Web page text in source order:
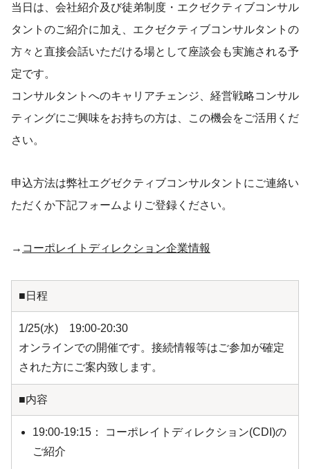
当日は、会社紹介及び徒弟制度・エクゼクティブコンサル
タントのご紹介に加え、エクゼクティブコンサルタントの
方々と直接会話いただける場として座談会も実施される予
定です。
コンサルタントへのキャリアチェンジ、経営戦略コンサル
ティングにご興味をお持ちの方は、この機会をご活用くだ
さい。
申込方法は弊社エグゼクティブコンサルタントにご連絡い
ただくか下記フォームよりご登録ください。
→ コーポレイトディレクション企業情報
■日程
1/25(水) 19:00-20:30
オンラインでの開催です。接続情報等はご参加が確定
された方にご案内致します。
■内容
19:00-19:15： コーポレイトディレクション(CDI)の
ご紹介